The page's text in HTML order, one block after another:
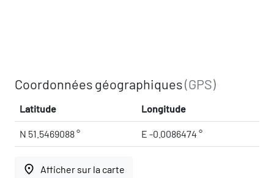
Coordonnées géographiques(GPS)
Latitude Longitude
N 51.5469088 ° E -0.0086474 °
place Afficher sur la carte